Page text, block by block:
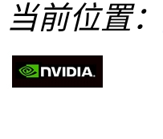
当前位置：